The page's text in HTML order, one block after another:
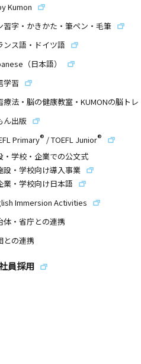
Kumon
習字・かきかた・筆ペン・毛筆
ンス語・ドイツ語
（日本語）
学習
療法・脳の健康教室・KUMONの脳トレ
ん出版
Primary® /TOEFL Junior®
・学校・企業での公文式
設・学校向け導入事業
業・学校向け日本語
Immersion Activities
体・省庁との連携
との連携
員採用